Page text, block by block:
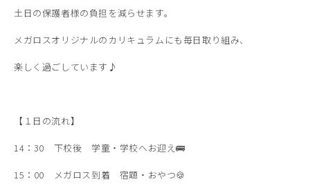
土日の保護者様の負担を減らせます。
メガロスオリジナルのカリキュラムにも毎日取り組み、
楽しく過ごしています♪
【１日の流れ】
14：30 下校後 学童・学校へお迎え🚌
15：00 メガロス到着 宿題・おやつ🍪